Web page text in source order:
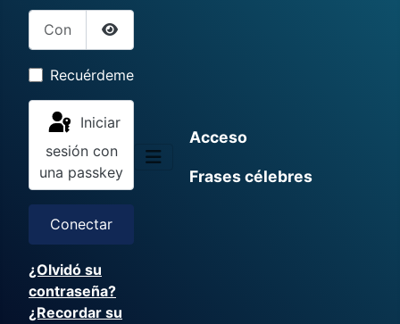
Contraseña
Mostrar contraseña
Recuérdeme
sesión con
una passkey
Conectar
¿Olvidó su
contraseña?
¿Recordar su
Acceso
Frases célebres